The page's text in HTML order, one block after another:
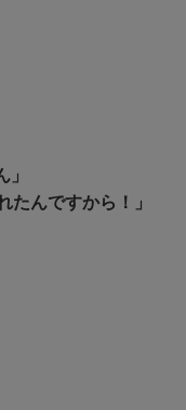
んですから！」